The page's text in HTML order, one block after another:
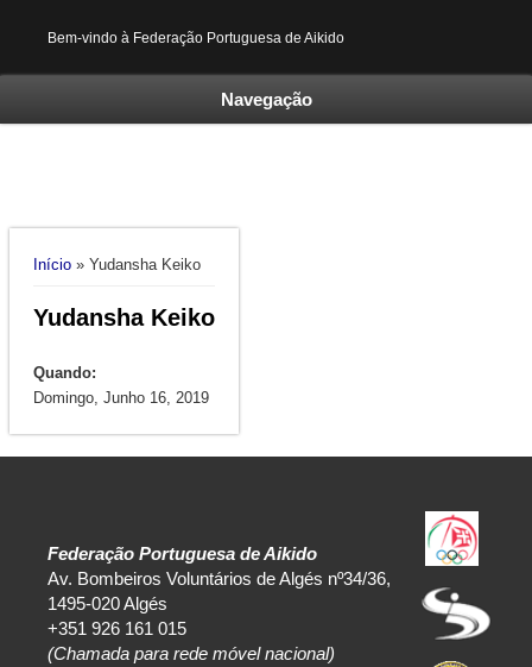
Bem-vindo à Federação Portuguesa de Aikido
Navegação
Está aqui
Início» Yudansha Keiko
Yudansha Keiko
Quando:
Domingo, Junho 16, 2019
Federação Portuguesa de Aikido
Av. Bombeiros Voluntários de Algés nº34/36,
1495-020 Algés
+351 926 161 015
(Chamada para rede móvel nacional)